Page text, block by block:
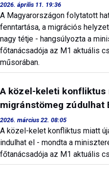
2026. április 11. 19:36
A Magyarországon folytatott
fenntartása, a migrációs
nagy tétje - hangsúlyozta a
főtanácsadója az M1 aktuális
műsorában.
A közel-keleti konfliktus
migránstömeg zúdulhat
2026. március 22. 08:05
A közel-kelet konfliktus miatt
indulhat el - mondta a
főtanácsadója az M1 aktuális